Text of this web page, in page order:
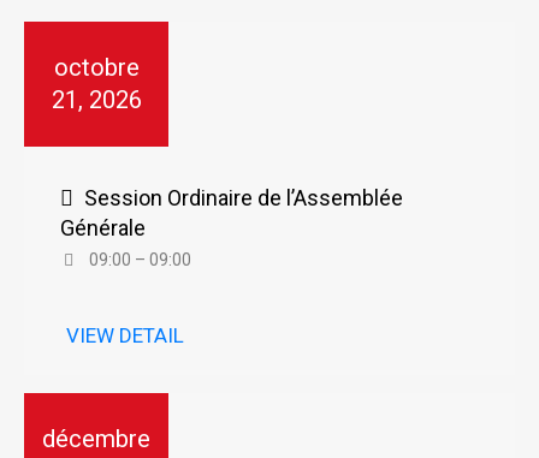
octobre
21, 2026
Session Ordinaire de l’Assemblée
Générale
09:00 – 09:00
VIEW DETAIL
décembre